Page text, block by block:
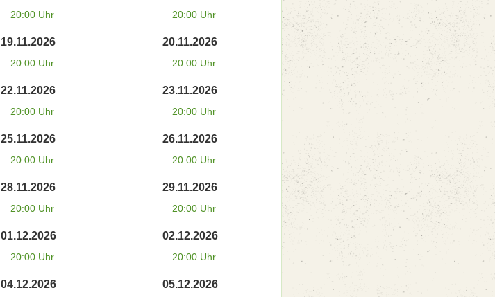
20:00 Uhr 20:00 Uhr
19.11.2026
20:00 Uhr
20.11.2026
20:00 Uhr
22.11.2026
20:00 Uhr
23.11.2026
20:00 Uhr
25.11.2026
20:00 Uhr
26.11.2026
20:00 Uhr
28.11.2026
20:00 Uhr
29.11.2026
20:00 Uhr
01.12.2026
20:00 Uhr
02.12.2026
20:00 Uhr
04.12.2026 05.12.2026